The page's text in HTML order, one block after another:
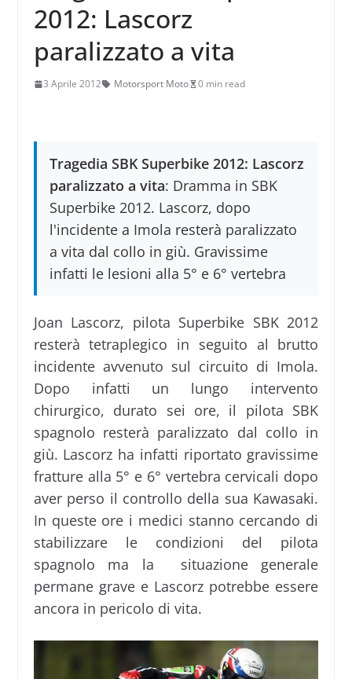
2012: Lascorz
paralizzato a vita
3 Aprile 2012 Motorsport Moto 0 min read
Tragedia SBK Superbike 2012: Lascorz
paralizzato a vita: Dramma in SBK
Superbike 2012. Lascorz, dopo
l'incidente a Imola resterà paralizzato
a vita dal collo in giù. Gravissime
infatti le lesioni alla 5° e 6° vertebra
Joan Lascorz, pilota Superbike SBK 2012
resterà tetraplegico in seguito al brutto
incidente avvenuto sul circuito di Imola.
Dopo infatti un lungo intervento
chirurgico, durato sei ore, il pilota SBK
spagnolo resterà paralizzato dal collo in
giù. Lascorz ha infatti riportato gravissime
fratture alla 5° e 6° vertebra cervicali dopo
aver perso il controllo della sua Kawasaki.
In queste ore i medici stanno cercando di
stabilizzare le condizioni del pilota
spagnolo ma la situazione generale
permane grave e Lascorz potrebbe essere
ancora in pericolo di vita.